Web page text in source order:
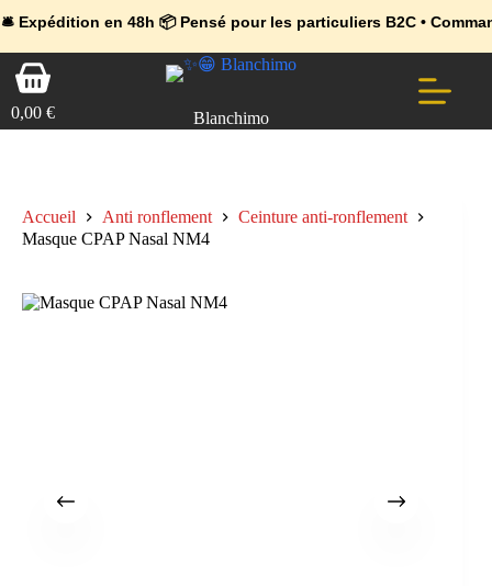
en 48h 📦 Pensé pour les particuliers B2C • Commande
🔥 Déjà adopté par les pros 👉 Passez en Espace Pro B2B 📦
💼 Offres réservées aux professionnels 🚀 Rejoignez l’Espace Pro
PasserPanier
d’achat
0,00 € Blanchimo
Accueil Anti ronflement
Ceinture anti-ronflement
Masque CPAP Nasal NM4